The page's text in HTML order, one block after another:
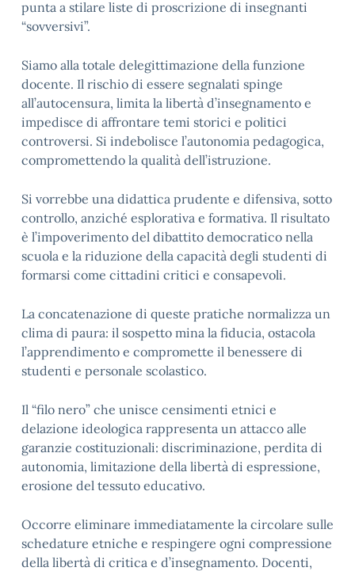
punta a stilare liste di proscrizione di insegnanti
“sovversivi”.
Siamo alla totale delegittimazione della funzione
docente. Il rischio di essere segnalati spinge
all’autocensura, limita la libertà d’insegnamento e
impedisce di affrontare temi storici e politici
controversi. Si indebolisce l’autonomia pedagogica,
compromettendo la qualità dell’istruzione.
Si vorrebbe una didattica prudente e difensiva, sotto
controllo, anziché esplorativa e formativa. Il risultato
è l’impoverimento del dibattito democratico nella
scuola e la riduzione della capacità degli studenti di
formarsi come cittadini critici e consapevoli.
La concatenazione di queste pratiche normalizza un
clima di paura: il sospetto mina la fiducia, ostacola
l’apprendimento e compromette il benessere di
studenti e personale scolastico.
Il “filo nero” che unisce censimenti etnici e
delazione ideologica rappresenta un attacco alle
garanzie costituzionali: discriminazione, perdita di
autonomia, limitazione della libertà di espressione,
erosione del tessuto educativo.
Occorre eliminare immediatamente la circolare sulle
schedature etniche e respingere ogni compressione
della libertà di critica e d’insegnamento. Docenti,